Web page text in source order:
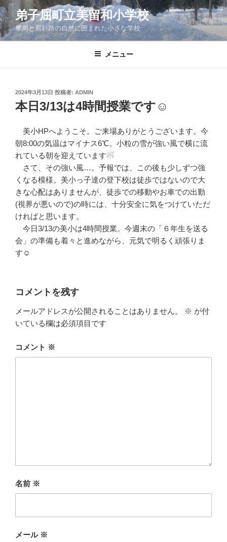
コ
ン
テ
ン
弟子屈町立美留和小学校
摩周と屈斜路の自然に囲まれた小さな学校
メニュー
投
日:
2024年3月13日 投稿者: ADMIN
本日3/13は4時間授業です☺
美小HPへようこそ。ご来場ありがとうございます。今
朝8:00の気温はマイナス6℃。小粒の雪が強い風で横に流
れている朝を迎えています☃
さて、その強い風…。予報では、この後も少しずつ強
くなる模様。美小っ子達の登下校は徒歩ではないので大
きな心配はありませんが、徒歩での移動やお車での出勤
(視界が悪いので)の時には、十分安全に気をつけていただ
ければと思います。
今日3/13の美小は4時間授業。今週末の「６年生を送る
会」の準備も着々と進めながら、元気で明るく頑張りま
す☺
コメントを残す
メールアドレスが公開されることはありません。 ※ が付
いている欄は必須項目です
コメント ※
名前 ※
メール ※